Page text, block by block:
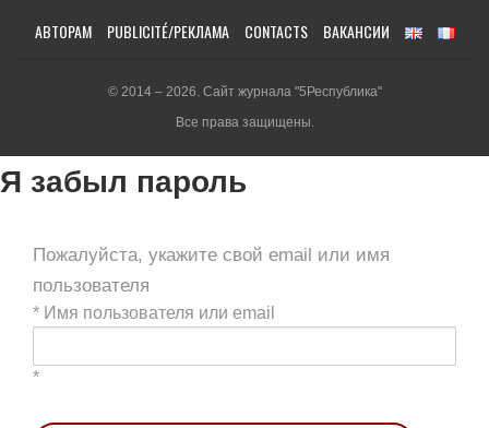
АВТОРАМ PUBLICITÉ/РЕКЛАМА CONTACTS ВАКАНСИИ
© 2014 – 2026. Сайт журнала "5Республика"
Все права защищены.
Я забыл пароль
Пожалуйста, укажите свой email или имя
пользователя
* Имя пользователя или email
*